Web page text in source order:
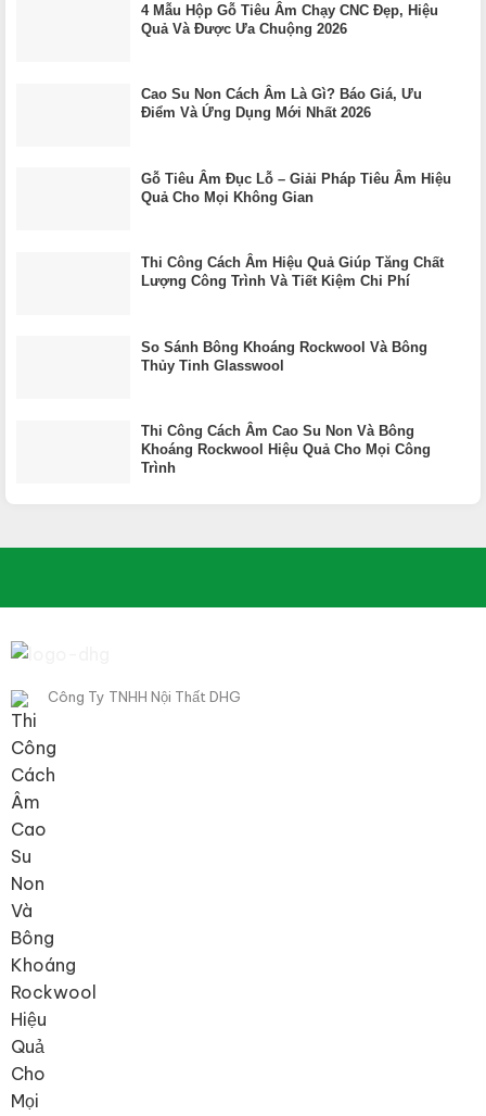
4 Mẫu Hộp Gỗ Tiêu Âm Chạy CNC Đẹp, Hiệu
Quả Và Được Ưa Chuộng 2026
Cao Su Non Cách Âm Là Gì? Báo Giá, Ưu
Điểm Và Ứng Dụng Mới Nhất 2026
Gỗ Tiêu Âm Đục Lỗ – Giải Pháp Tiêu Âm Hiệu
Quả Cho Mọi Không Gian
Thi Công Cách Âm Hiệu Quả Giúp Tăng Chất
Lượng Công Trình Và Tiết Kiệm Chi Phí
So Sánh Bông Khoáng Rockwool Và Bông
Thủy Tinh Glasswool
Thi Công Cách Âm Cao Su Non Và Bông
Khoáng Rockwool Hiệu Quả Cho Mọi Công
Trình
Công Ty TNHH Nội Thất DHG